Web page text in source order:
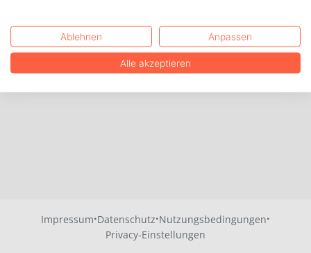
Impressum·Datenschutz·Nutzungsbedingungen·
Privacy-Einstellungen
Ablehnen Anpassen
Alle akzeptieren